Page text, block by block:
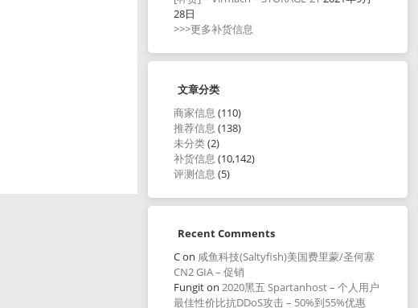
28日
>>>更多补货信息
文章分类
商家信息 (110)
推荐信息 (138)
未分类(2)
补货信息 (10,142)
评测信息 (5)
Recent Comments
Con 咸鱼科技(Saltyfish)美国费里蒙/圣何塞
CN2 GIA – 促销
Fungiton2020黑五 Spartanhost – 个人用户
最佳性价比抗DDoS攻击 – 50%到55%优惠